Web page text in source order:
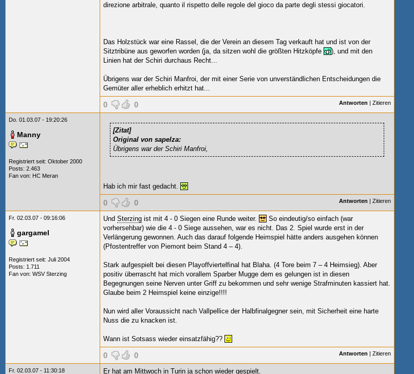
direzione arbitrale, quanto il rispetto delle regole del gioco da parte degli stessi giocatori.
Das Holzstück war eine Rassel, die der Verein an diesem Tag verkauft hat und ist von der
Sitztribüne aus geworfen worden (ja, da sitzen wohl die größten Hitzköpfe
), und mit den
Linien hat der Schiri durchaus Recht...
Übrigens war der Schiri Manfroi, der mit einer Serie von unverständlichen Entscheidungen die
Gemüter aller erheblich erhitzt hat...
0 0 Antworten | Zitieren
Do. 01.03.07 - 19:20:26
Manny
Registriert seit: Oktober 2000
Posts: 2.463
Fan von: HC Meran
[Zitat]
Original von sapelza:
Übrigens war der Schiri Manfroi,
Hab ich mir fast gedacht.
0 0 Antworten | Zitieren
Fr. 02.03.07 - 09:16:06
gargamel
Registriert seit: Juli 2004
Posts: 1.711
Fan von: WSV Sterzing
Und Sterzing ist mit 4 - 0 Siegen eine Runde weiter.
So eindeutig/so einfach (war
vorhersehbar) wie die 4 - 0 Siege aussehen, war es nicht. Das 2. Spiel wurde erst in der
Verlängerung gewonnen. Auch das darauf folgende Heimspiel hätte anders ausgehen können
(Pfostentreffer von Piemont beim Stand 4 – 4).
Stark aufgespielt bei diesen Playoffviertelfinal hat Blaha. (4 Tore beim 7 – 4 Heimsieg). Aber
positiv überrascht hat mich vorallem Sparber Mugge dem es gelungen ist in diesen
Begegnungen seine Nerven unter Griff zu bekommen und sehr wenige Strafminuten kassiert hat.
Glaube beim 2 Heimspiel keine einzige!!!!
Nun wird aller Voraussicht nach Vallpellice der Halbfinalgegner sein, mit Sicherheit eine harte
Nuss die zu knacken ist.
Wann ist Sotsass wieder einsatzfähig??
0 0 Antworten | Zitieren
Fr. 02.03.07 - 11:30:18 Er hat am Mittwoch in Turin ja schon wieder gespielt.